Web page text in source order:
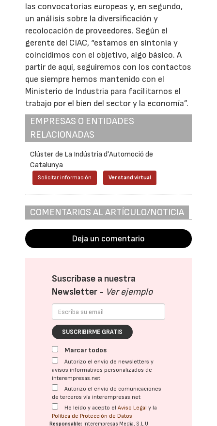
las convocatorias europeas y, en segundo,
un análisis sobre la diversificación y
recolocación de proveedores. Según el
gerente del CIAC, “estamos en sintonía y
coincidimos con el objetivo, algo básico. A
partir de aquí, seguiremos con los contactos
que siempre hemos mantenido con el
Ministerio de Industria para facilitarnos el
trabajo por el bien del sector y la economía”.
EMPRESAS O ENTIDADES
RELACIONADAS
Clúster de La Indústria d'Automoció de
Catalunya
Solicitar información Ver stand virtual
COMENTARIOS AL ARTÍCULO/NOTICIA
Deja un comentario
Suscríbase a nuestra
Newsletter - Ver ejemplo
SUSCRIBIRME GRATIS
Marcar todos
Autorizo el envío de newsletters y
avisos informativos personalizados de
interempresas.net
Autorizo el envío de comunicaciones
de terceros vía interempresas.net
He leído y acepto elAviso Legal y la
Política de Protección de Datos
Responsable: Interempresas Media, S.L.U.